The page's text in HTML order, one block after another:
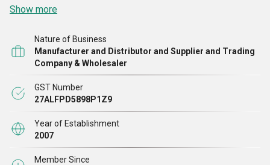
Show more
Nature of Business
Manufacturer and Distributor and Supplier and Trading
Company & Wholesaler
GST Number
27ALFPD5898P1Z9
Year of Establishment
2007
Member Since